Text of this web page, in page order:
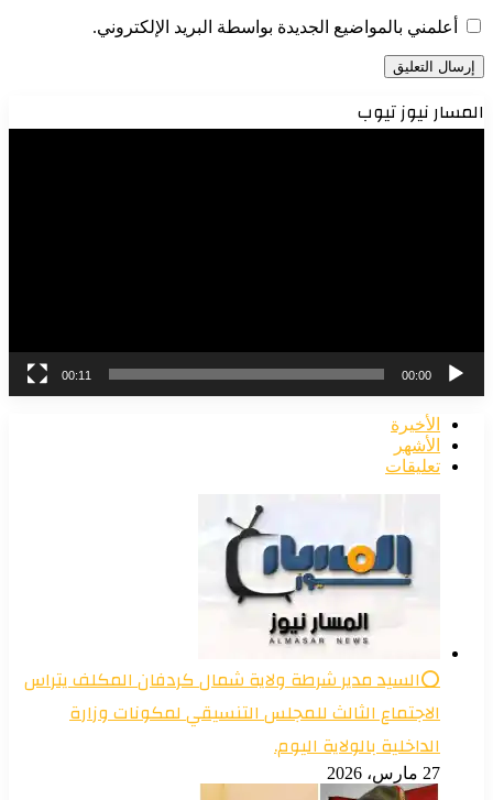
أعلمني بالمواضيع الجديدة بواسطة البريد الإلكتروني.
المسار نيوز تيوب
00:00
00:11
الأخيرة
الأشهر
تعليقات
⭕السيد مدير شرطة ولاية شمال كردفان المكلف يتراس
الاجتماع الثالث للمجلس التنسيقي لمكونات وزارة
الداخلية بالولاية اليوم.
27 مارس، 2026